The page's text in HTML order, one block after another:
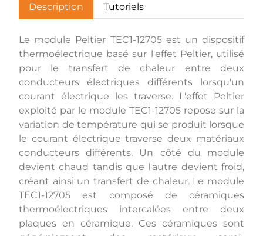
Description Tutoriels
Le module Peltier TEC1-12705 est un dispositif
thermoélectrique basé sur l'effet Peltier, utilisé
pour le transfert de chaleur entre deux
conducteurs électriques différents lorsqu'un
courant électrique les traverse. L'effet Peltier
exploité par le module TEC1-12705 repose sur la
variation de température qui se produit lorsque
le courant électrique traverse deux matériaux
conducteurs différents. Un côté du module
devient chaud tandis que l'autre devient froid,
créant ainsi un transfert de chaleur. Le module
TEC1-12705 est composé de céramiques
thermoélectriques intercalées entre deux
plaques en céramique. Ces céramiques sont